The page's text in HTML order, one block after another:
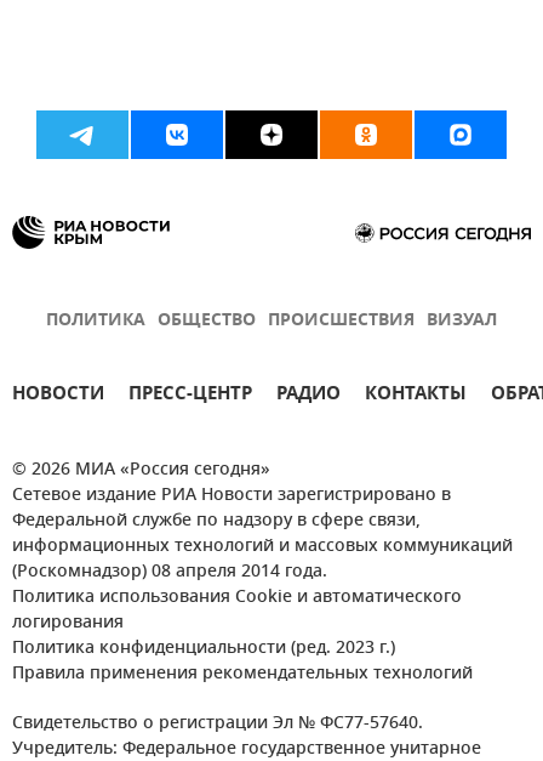
ПОЛИТИКА ОБЩЕСТВО ПРОИСШЕСТВИЯ ВИЗУАЛ
НОВОСТИ ПРЕСС-ЦЕНТР РАДИО КОНТАКТЫ
© 2026 МИА «Россия сегодня»
Сетевое издание РИА Новости зарегистрировано в
Федеральной службе по надзору в сфере связи,
информационных технологий и массовых коммуникаций
(Роскомнадзор) 08 апреля 2014 года.
Политика использования Cookie и автоматического
логирования
Политика конфиденциальности (ред. 2023 г.)
Правила применения рекомендательных технологий
Свидетельство о регистрации Эл № ФС77-57640.
Учредитель: Федеральное государственное унитарное